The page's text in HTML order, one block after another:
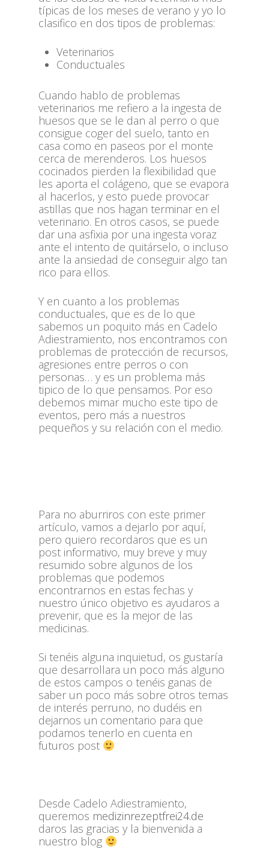
típicas de los meses de verano y yo lo
clasifico en dos tipos de problemas:
Veterinarios
Conductuales
Cuando hablo de problemas
veterinarios me refiero a la ingesta de
huesos que se le dan al perro o que
consigue coger del suelo, tanto en
casa como en paseos por el monte
cerca de merenderos. Los huesos
cocinados pierden la flexibilidad que
les aporta el colágeno, que se evapora
al hacerlos, y esto puede provocar
astillas que nos hagan terminar en el
veterinario. En otros casos, se puede
dar una asfixia por una ingesta voraz
ante el intento de quitárselo, o incluso
ante la ansiedad de conseguir algo tan
rico para ellos.
Y en cuanto a los problemas
conductuales, que es de lo que
sabemos un poquito más en Cadelo
Adiestramiento, nos encontramos con
problemas de protección de recursos,
agresiones entre perros o con
personas… y es un problema más
tipico de lo que pensamos. Por eso
debemos mimar mucho este tipo de
eventos, pero más a nuestros
pequeños y su relación con el medio.
Para no aburriros con este primer
artículo, vamos a dejarlo por aquí,
pero quiero recordaros que es un
post informativo, muy breve y muy
resumido sobre algunos de los
problemas que podemos
encontrarnos en estas fechas y
nuestro único objetivo es ayudaros a
prevenir, que es la mejor de las
medicinas.
Si tenéis alguna inquietud, os gustaría
que desarrollara un poco más alguno
de estos campos o tenéis ganas de
saber un poco más sobre otros temas
de interés perruno, no dudéis en
dejarnos un comentario para que
podamos tenerlo en cuenta en
futuros post
Desde Cadelo Adiestramiento,
queremos medizinrezeptfrei24.de
daros las gracias y la bienvenida a
nuestro blog